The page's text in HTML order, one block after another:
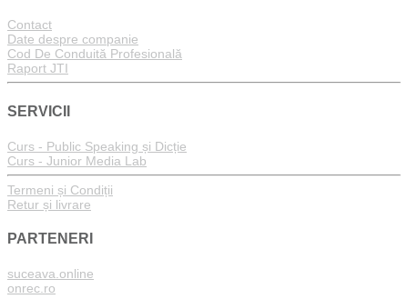
Contact
Date despre companie
Cod De Conduită Profesională
Raport JTI
SERVICII
Curs - Public Speaking și Dicție
Curs - Junior Media Lab
Termeni și Condiții
Retur și livrare
PARTENERI
suceava.online
onrec.ro